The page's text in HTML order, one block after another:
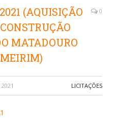
(AQUISIÇÃO
MATADOURO
0
LICITAÇÕES